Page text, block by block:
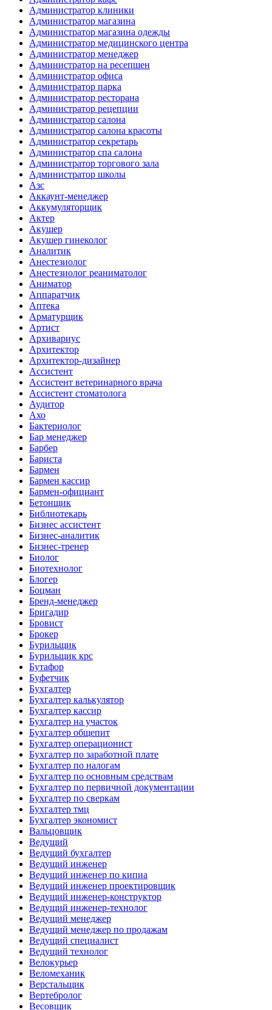
Администратор клиники
Администратор магазина
Администратор магазина одежды
Администратор медицинского центра
Администратор менеджер
Администратор на ресепшен
Администратор офиса
Администратор парка
Администратор ресторана
Администратор рецепции
Администратор салона
Администратор салона красоты
Администратор секретарь
Администратор спа салона
Администратор торгового зала
Администратор школы
Азс
Аккаунт-менеджер
Аккумуляторщик
Актер
Акушер
Акушер гинеколог
Аналитик
Анестезиолог
Анестезиолог реаниматолог
Аниматор
Аппаратчик
Аптека
Арматурщик
Артист
Архивариус
Архитектор
Архитектор-дизайнер
Ассистент
Ассистент ветеринарного врача
Ассистент стоматолога
Аудитор
Ахо
Бактериолог
Бар менеджер
Барбер
Бариста
Бармен
Бармен кассир
Бармен-официант
Бетонщик
Библиотекарь
Бизнес ассистент
Бизнес-аналитик
Бизнес-тренер
Биолог
Биотехнолог
Блогер
Боцман
Бренд-менеджер
Бригадир
Бровист
Брокер
Бурильщик
Бурильщик крс
Бутафор
Буфетчик
Бухгалтер
Бухгалтер калькулятор
Бухгалтер кассир
Бухгалтер на участок
Бухгалтер общепит
Бухгалтер операционист
Бухгалтер по заработной плате
Бухгалтер по налогам
Бухгалтер по основным средствам
Бухгалтер по первичной документации
Бухгалтер по сверкам
Бухгалтер тмц
Бухгалтер экономист
Вальцовщик
Ведущий
Ведущий бухгалтер
Ведущий инженер
Ведущий инженер по кипиа
Ведущий инженер проектировщик
Ведущий инженер-конструктор
Ведущий инженер-технолог
Ведущий менеджер
Ведущий менеджер по продажам
Ведущий специалист
Ведущий технолог
Велокурьер
Веломеханик
Верстальщик
Вертебролог
Весовщик